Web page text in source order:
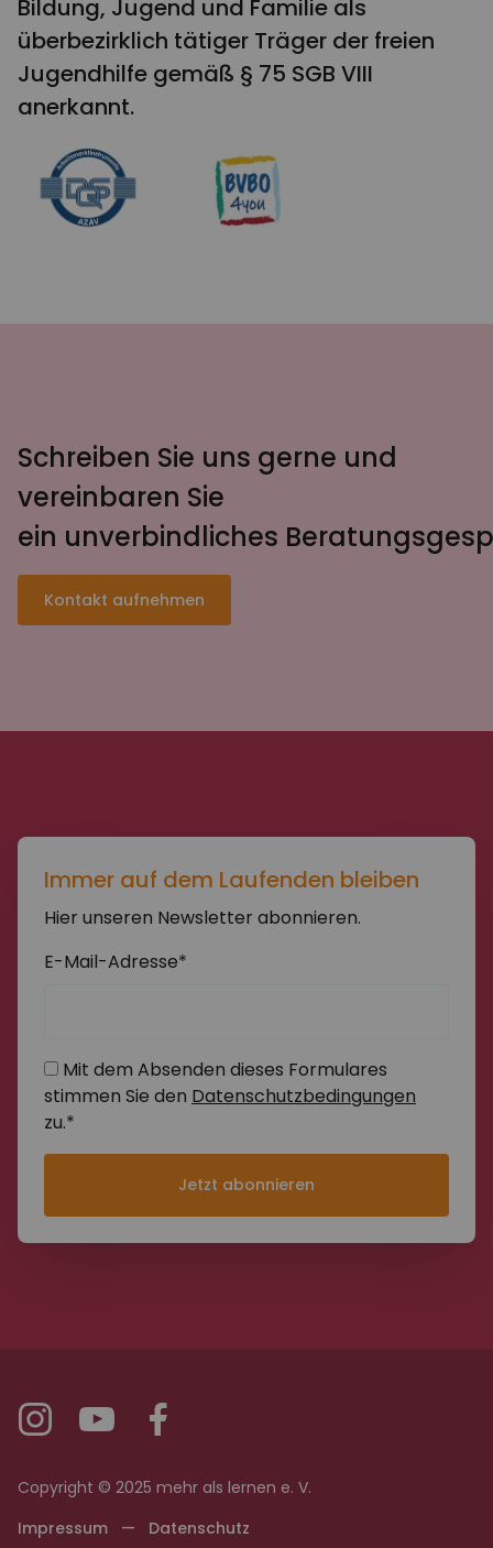
Bildung, Jugend und Familie als
überbezirklich tätiger Träger der freien
Jugendhilfe gemäß § 75 SGB VIII
anerkannt.
Schreiben Sie uns gerne und
vereinbaren Sie
ein unverbindliches
Kontakt aufnehmen
Immer auf dem Laufenden bleiben
Hier unseren Newsletter abonnieren.
E-Mail-Adresse*
Mit dem Absenden dieses Formulares
stimmen Sie den Datenschutzbedingungen
zu.*
Jetzt abonnieren
Copyright © 2025 mehr als lernen e. V.
Impressum
— Datenschutz